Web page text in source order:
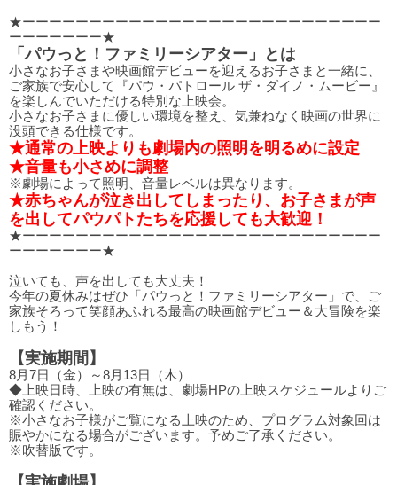
★ーーーーーーーーーーーーーーーーーーーーーーーーーーー
ーーーーーーー★
「パウっと！ファミリーシアター」とは
小さなお子さまや映画館デビューを迎えるお子さまと一緒に、
ご家族で安心して『パウ・パトロール ザ・ダイノ・ムービー』
を楽しんでいただける特別な上映会。
小さなお子さまに優しい環境を整え、気兼ねなく映画の世界に
没頭できる仕様です。
★通常の上映よりも劇場内の照明を明るめに設定
★音量も小さめに調整
※劇場によって照明、音量レベルは異なります。
★赤ちゃんが泣き出してしまったり、お子さまが声
を出してパウパトたちを応援しても大歓迎！
★ーーーーーーーーーーーーーーーーーーーーーーーーーーー
ーーーーーーー★
泣いても、声を出しても大丈夫！
今年の夏休みはぜひ「パウっと！ファミリーシアター」で、ご
家族そろって笑顔あふれる最高の映画館デビュー＆大冒険を楽
しもう！
【実施期間】
8月7日（金）～8月13日（木）
◆上映日時、上映の有無は、劇場HPの上映スケジュールよりご
確認ください。
※小さなお子様がご覧になる上映のため、プログラム対象回は
賑やかになる場合がございます。予めご了承ください。
※吹替版です。